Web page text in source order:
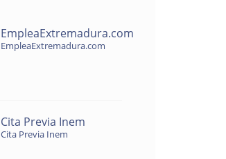
EmpleaExtremadura.com
EmpleaExtremadura.com
Cita Previa Inem
Cita Previa Inem